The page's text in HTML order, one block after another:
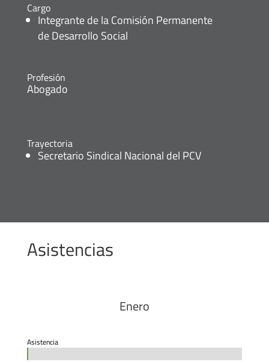
Cargo
Integrante de la Comisión Permanente
de Desarrollo Social
Profesión
Abogado
Trayectoria
Secretario Sindical Nacional del PCV
Asistencias
Enero
Asistencia